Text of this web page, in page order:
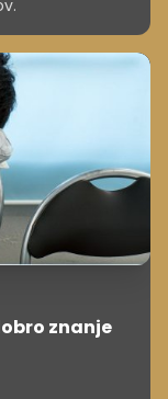
znanje